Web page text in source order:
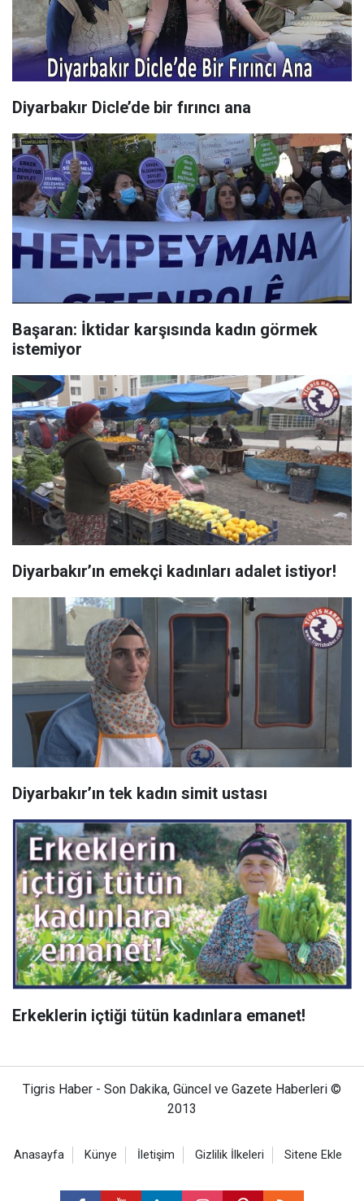
Diyarbakır Dicle’de bir fırıncı ana
Başaran: İktidar karşısında kadın görmek
istemiyor
Diyarbakır’ın emekçi kadınları adalet istiyor!
Diyarbakır’ın tek kadın simit ustası
Erkeklerin içtiği tütün kadınlara emanet!
Tigris Haber - Son Dakika, Güncel ve Gazete Haberleri ©
2013
Anasayfa Künye İletişim Gizlilik İlkeleri Sitene Ekle